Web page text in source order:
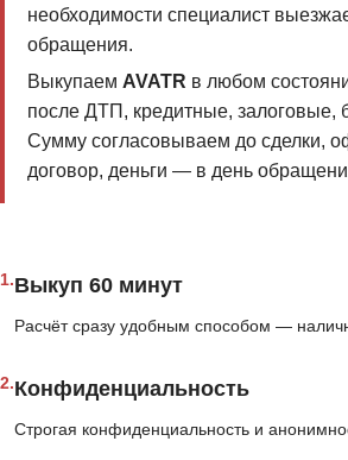
необходимости специалист
обращения.
Выкупаем AVATR в любом
после ДТП, кредитные, залоговые,
Сумму согласовываем до сделки,
договор, деньги — в день
1.Выкуп 60 минут
Расчёт сразу удобным способом —
2.Конфиденциальность
Строгая конфиденциальность и